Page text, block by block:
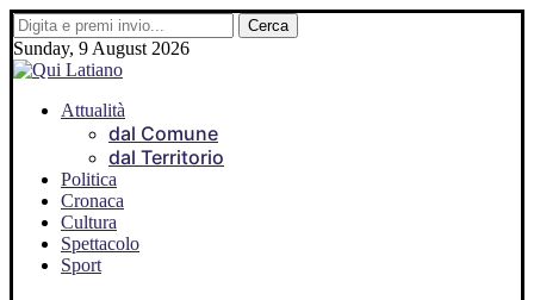
Sunday, 9 August 2026
Attualità
dal Comune
dal Territorio
Politica
Cronaca
Cultura
Spettacolo
Sport